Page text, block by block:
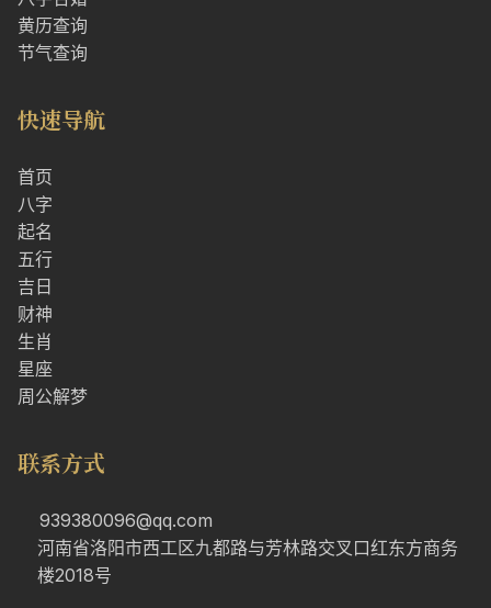
黄历查询
节气查询
快速导航
首页
八字
起名
五行
吉日
财神
生肖
星座
周公解梦
联系方式
939380096@qq.com
河南省洛阳市西工区九都路与芳林路交叉口红东方商务
楼2018号